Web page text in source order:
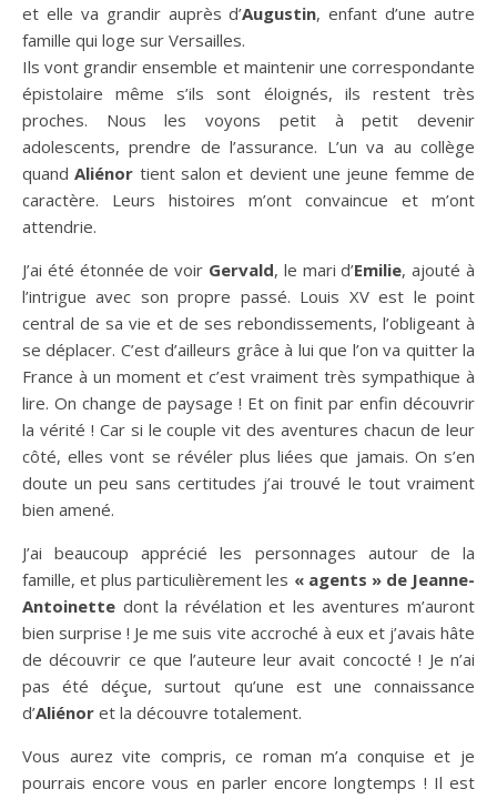
et elle va grandir auprès d’Augustin, enfant d’une autre
famille qui loge sur Versailles.
Ils vont grandir ensemble et maintenir une correspondante
épistolaire même s’ils sont éloignés, ils restent très
proches. Nous les voyons petit à petit devenir
adolescents, prendre de l’assurance. L’un va au collège
quandAliénor tient salon et devient une jeune femme de
caractère. Leurs histoires m’ont convaincue et m’ont
attendrie.
J’ai été étonnée de voir Gervald, le mari d’Emilie, ajouté à
l’intrigue avec son propre passé. Louis XV est le point
central de sa vie et de ses rebondissements, l’obligeant à
se déplacer. C’est d’ailleurs grâce à lui que l’on va quitter la
France à un moment et c’est vraiment très sympathique à
lire. On change de paysage ! Et on finit par enfin découvrir
la vérité ! Car si le couple vit des aventures chacun de leur
côté, elles vont se révéler plus liées que jamais. On s’en
doute un peu sans certitudes j’ai trouvé le tout vraiment
bien amené.
J’ai beaucoup apprécié les personnages autour de la
famille, et plus particulièrement les « agents » de Jeanne-
Antoinette dont la révélation et les aventures m’auront
bien surprise ! Je me suis vite accroché à eux et j’avais hâte
de découvrir ce que l’auteure leur avait concocté ! Je n’ai
pas été déçue, surtout qu’une est une connaissance
d’Aliénor et la découvre totalement.
Vous aurez vite compris, ce roman m’a conquise et je
pourrais encore vous en parler encore longtemps ! Il est